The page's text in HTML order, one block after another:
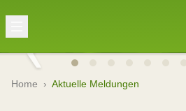
Home › Aktuelle Meldungen